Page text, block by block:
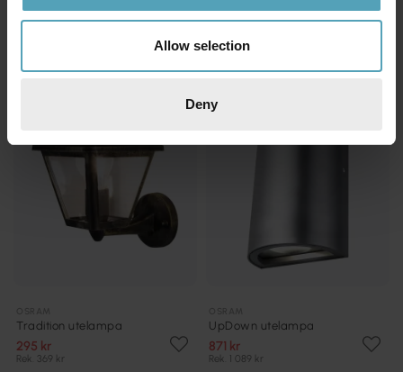
Allow selection
Deny
Tradition utelampa
295 kr
Rek. 369 kr
UpDown utelampa
871 kr
Rek. 1 089 kr